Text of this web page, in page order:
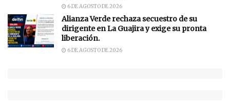
6 DE AGOSTO DE 2026
Alianza Verde rechaza secuestro de su
dirigente en La Guajira y exige su pronta
liberación.
6 DE AGOSTO DE 2026